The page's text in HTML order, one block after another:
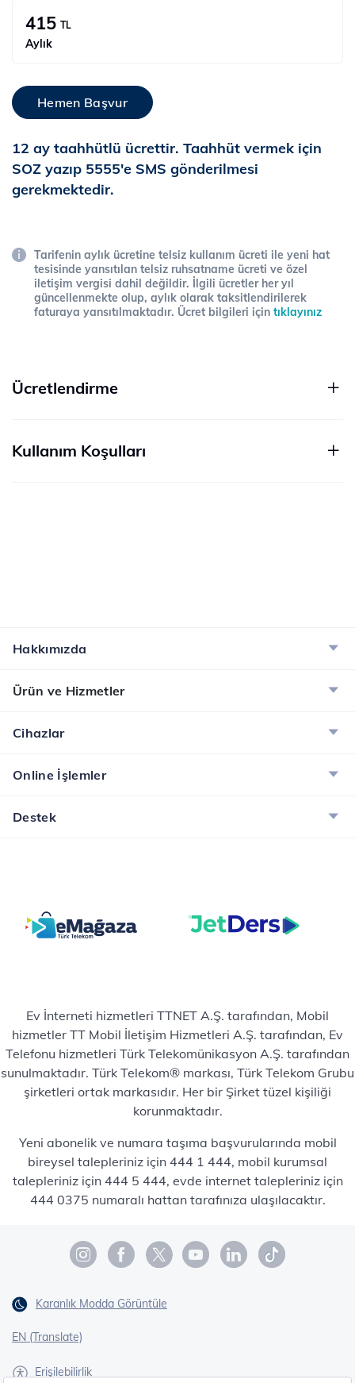
415 TL
Aylık
Hemen Başvur
12 ay taahhütlü ücrettir. Taahhüt vermek için
SOZ yazıp 5555'e SMS gönderilmesi
gerekmektedir.
Tarifenin aylık ücretine telsiz kullanım ücreti ile yeni hat
tesisinde yansıtılan telsiz ruhsatname ücreti ve özel
iletişim vergisi dahil değildir. İlgili ücretler her yıl
güncellenmekte olup, aylık olarak taksitlendirilerek
faturaya yansıtılmaktadır. Ücret bilgileri için tıklayınız
Ücretlendirme
Kullanım Koşulları
Hakkımızda
Ürün ve Hizmetler
Cihazlar
Online İşlemler
Destek
Ev İnterneti hizmetleri TTNET A.Ş. tarafından, Mobil
hizmetler TT Mobil İletişim Hizmetleri A.Ş. tarafından, Ev
Telefonu hizmetleri Türk Telekomünikasyon A.Ş. tarafından
sunulmaktadır. Türk Telekom® markası, Türk Telekom Grubu
şirketleri ortak markasıdır. Her bir Şirket tüzel kişiliği
korunmaktadır.
Yeni abonelik ve numara taşıma başvurularında mobil
bireysel talepleriniz için 444 1 444, mobil kurumsal
talepleriniz için 444 5 444, evde internet talepleriniz için
444 0375 numaralı hattan tarafınıza ulaşılacaktır.
Karanlık Modda Görüntüle
EN (Translate)
Erişilebilirlik